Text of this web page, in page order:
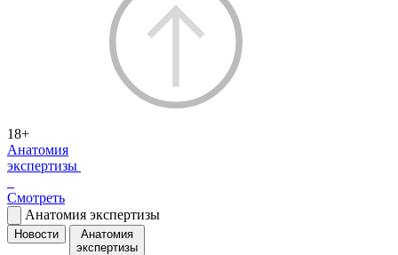
18+
Анатомия
экспертизы
Смотреть
Анатомия экспертизы
Новости
Анатомия
экспертизы